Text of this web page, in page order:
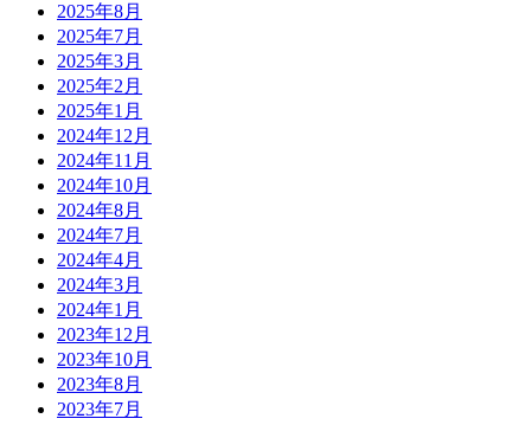
2025年8月
2025年7月
2025年3月
2025年2月
2025年1月
2024年12月
2024年11月
2024年10月
2024年8月
2024年7月
2024年4月
2024年3月
2024年1月
2023年12月
2023年10月
2023年8月
2023年7月